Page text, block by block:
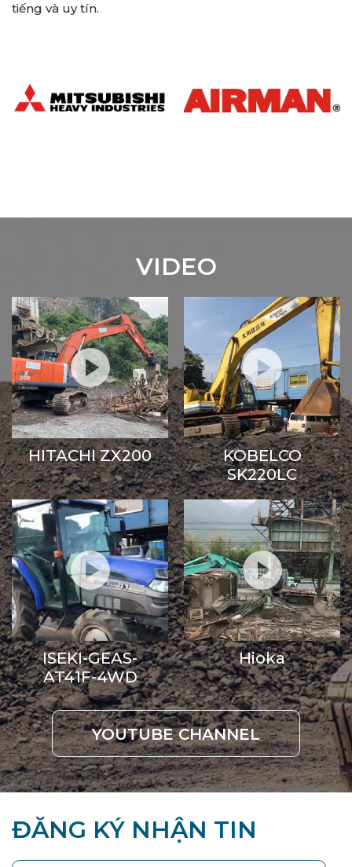
tiếng và uy tín.
VIDEO
HITACHI ZX200
KOBELCO
SK220LC
ISEKI-GEAS-
AT41F-4WD
Hioka
YOUTUBE CHANNEL
ĐĂNG KÝ NHẬN TIN